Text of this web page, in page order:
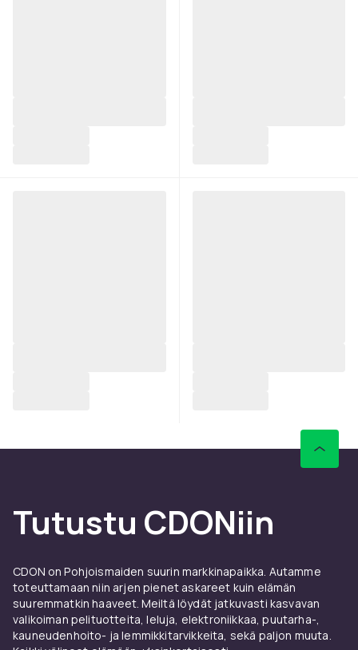
Tutustu CDONiin
CDON on Pohjoismaiden suurin markkinapaikka. Autamme
toteuttamaan niin arjen pienet askareet kuin elämän
suuremmatkin haaveet. Meiltä löydät jatkuvasti kasvavan
valikoiman pelituotteita, leluja, elektroniikkaa, puutarha-,
kauneudenhoito- ja lemmikkitarvikkeita, sekä paljon muuta.